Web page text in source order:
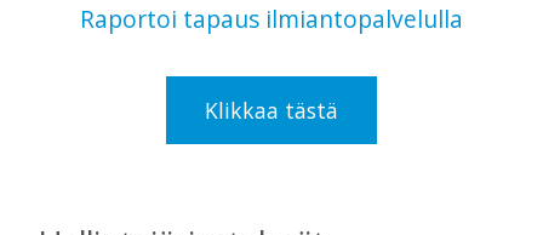
Raportoi tapaus ilmiantopalvelulla
Klikkaa tästä